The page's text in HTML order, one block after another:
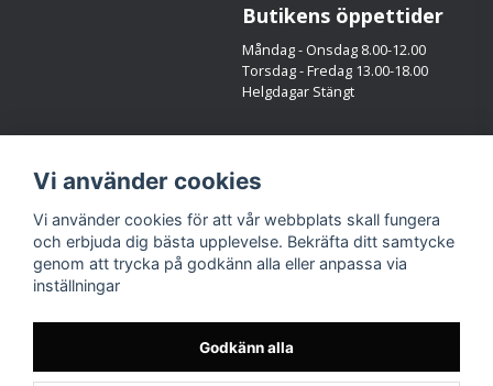
Butikens öppettider
Måndag - Onsdag 8.00-12.00
Torsdag - Fredag 13.00-18.00
Helgdagar Stängt
Facebook
Instagram
Vi använder cookies
Vi använder cookies för att vår webbplats skall fungera
och erbjuda dig bästa upplevelse. Bekräfta ditt samtycke
genom att trycka på godkänn alla eller anpassa via
inställningar
Godkänn alla